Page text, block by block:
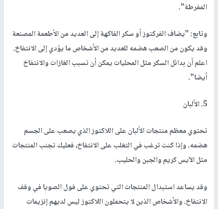
المفرطة".
وتابع: "يضاف الفركتوز أو سكر الفاكهة إلى العديد من الأطعمة المصنعة
وقد يكون من الصعب هضمه للعديد من الأشخاص ما يؤدي إلى الانتفاخ.
اعلم أن بدائل السكر مثل المحليات يمكن أن تسبب الغازات والانتفاخ
أيضا".
5. الألبان
تحتوي معظم منتجات الألبان على اللاكتوز الذي يصعب على الجسم
هضمه. وإذا كنت ترغب في التغلب على الانتفاخ، فعليك تجنب المنتجات
مثل الآيس كريم والجبن والحليب.
وقد يساعد استبدال المنتجات التي تحتوي على فول الصويا في وقف
الانتفاخ. والأشخاص الذين لا يتحملون اللاكتوز ليس لديهم إنزيمات